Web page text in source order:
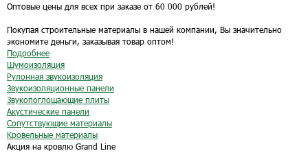
Оптовые цены для всех при заказе от 60 000 рублей!
Покупая строительные материалы в нашей компании, Вы значительно
экономите деньги, заказывая товар оптом!
Подробнее
Шумоизоляция
Рулонная звукоизоляция
Звукоизоляционные панели
Звукопоглощающие плиты
Акустические панели
Сопутствующие материалы
Кровельные материалы
Акция на кровлю Grand Line